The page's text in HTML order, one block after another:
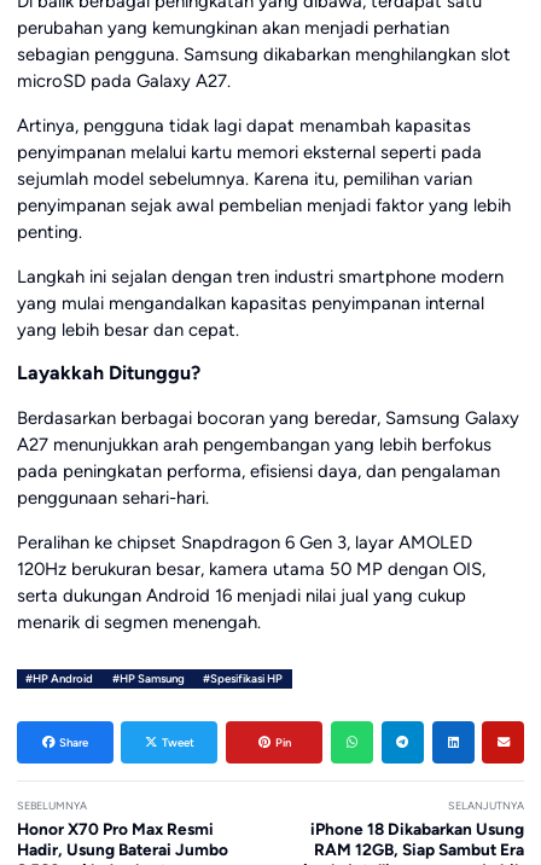
perubahan yang kemungkinan akan menjadi perhatian
sebagian pengguna. Samsung dikabarkan menghilangkan slot
microSD pada Galaxy A27.
Artinya, pengguna tidak lagi dapat menambah kapasitas
penyimpanan melalui kartu memori eksternal seperti pada
sejumlah model sebelumnya. Karena itu, pemilihan varian
penyimpanan sejak awal pembelian menjadi faktor yang lebih
penting.
Langkah ini sejalan dengan tren industri smartphone modern
yang mulai mengandalkan kapasitas penyimpanan internal
yang lebih besar dan cepat.
Layakkah Ditunggu?
Berdasarkan berbagai bocoran yang beredar, Samsung Galaxy
A27 menunjukkan arah pengembangan yang lebih berfokus
pada peningkatan performa, efisiensi daya, dan pengalaman
penggunaan sehari-hari.
Peralihan ke chipset Snapdragon 6 Gen 3, layar AMOLED
120Hz berukuran besar, kamera utama 50 MP dengan OIS,
serta dukungan Android 16 menjadi nilai jual yang cukup
menarik di segmen menengah.
#HP Android #HP Samsung #Spesifikasi HP
Share Tweet Pin
SEBELUMNYA
Honor X70 Pro Max Resmi
Hadir, Usung Baterai Jumbo
SELANJUTNYA
iPhone 18 Dikabarkan Usung
RAM 12GB, Siap Sambut Era